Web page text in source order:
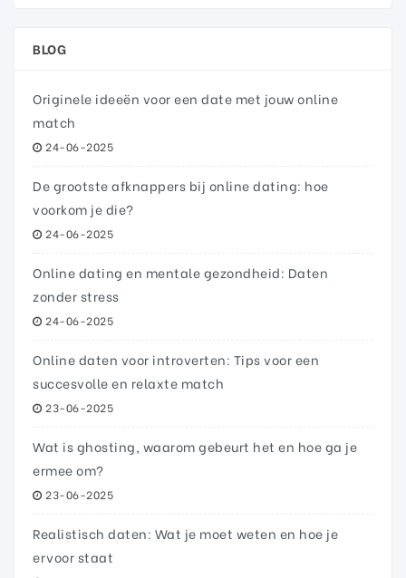
BLOG
Originele ideeën voor een date met jouw online
match
24-06-2025
De grootste afknappers bij online dating: hoe
voorkom je die?
24-06-2025
Online dating en mentale gezondheid: Daten
zonder stress
24-06-2025
Online daten voor introverten: Tips voor een
succesvolle en relaxte match
23-06-2025
Wat is ghosting, waarom gebeurt het en hoe ga je
ermee om?
23-06-2025
Realistisch daten: Wat je moet weten en hoe je
ervoor staat